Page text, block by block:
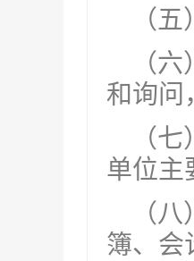
（
（
和询问
（
单位主
（
簿、会